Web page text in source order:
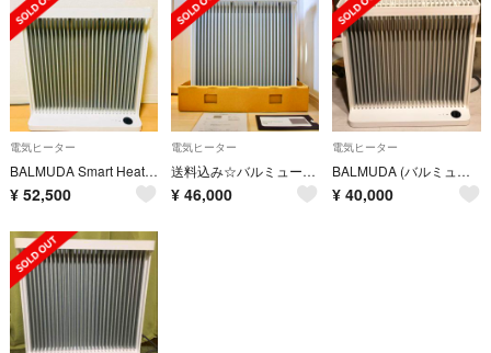
電気ヒーター
BALMUDA Smart Heater2 Wi-Fiモデル
¥ 52,500
電気ヒーター
送料込み☆バルミューダ スマートヒーター Wi-Fi対応☆箱付き
¥ 46,000
電気ヒーター
BALMUDA (バルミューダ) Smart Heater2 Wi-Fiモデル
¥ 40,000